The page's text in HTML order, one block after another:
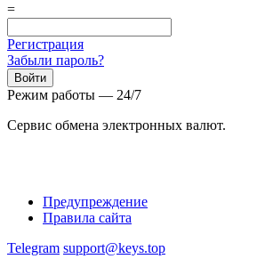
=
Регистрация
Забыли пароль?
Режим работы — 24/7
Сервис обмена электронных валют.
Предупреждение
Правила сайта
Telegram support@keys.top